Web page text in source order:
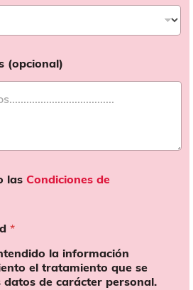
(opcional)
las Condiciones de
*
la información
el tratamiento que se
de carácter personal.